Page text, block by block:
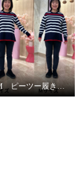
S/M ピーツー履き比べ